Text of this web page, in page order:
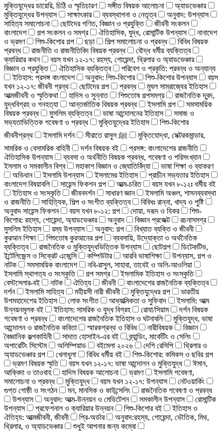
মুক্তিযুদ্ধের ডায়েরি, চিঠি ও স্মৃতিচারণ
সঙ্গীত বিষয়ক আলোচনা
অ্যাডভেঞ্চার
মুক্তিযুদ্ধের উপন্যাস
সাক্ষাৎকার ব্যবস্থাপনা ও নেতৃত্ব
অনুবাদ: উপন্যাস
সাহিত্য সমালোচনা
ছোটদের গণিত, বিজ্ঞান ও প্রযুক্তি
জীবনী সংকলন
বাংলাদেশ
গল্প সংকলন ও সমগ্র ঐতিহাসিক, যুদ্ধ, রোমান্টিক উপন্যাস
নানাদেশ
ও ভ্রমণ
শিশু-কিশোর গল্প ছড়া শিল্প সমালোচনা ও প্রবন্ধ
বিবিধ বিষয়ক
প্রবন্ধ
রাজনীতি ও রাজনীতিবিদ বিষয়ক প্রবন্ধ
বৌদ্ধ ধর্মীয় ব্যক্তিত্ব
ক্যারিয়ার কথন
বয়স যখন ১২-১৭: রহস্য, গোয়েন্দা, থ্রিলার ও অ্যাডভেঞ্চার
বিজ্ঞান ও প্রযুক্তি
ঐতিহাসিক ব্যক্তিত্ব
পরিবেশ ও প্রকৃতি: প্রবন্ধ ও অন্যান্য
ইতিহাস: প্রসঙ্গ বাংলাদেশ
অনুবাদ: শিশু-কিশোর শিশু-কিশোর উপন্যাস
বয়স
যখন ১২-১৭: জীবনী গ্রন্থ
ছোটদের গল্প প্রবন্ধ
মুঘল সাম্রাজ্যের ইতিহাস
আত্মজীবনী ও স্মৃতিকথা
হাদিস ও সুন্নাত শিশুতোষ গল্পসমগ্র
রাজনৈতিক দ্বন্দ,
যুদ্ধবিগ্রহ ও গনহত্যা
আন্তর্জাতিক বিষয়ক প্রবন্ধ ইসলামি গল্প
সমসাময়িক
বিষয়ক প্রবন্ধ
মুসলিম ব্যক্তিত্ব ভাষা আন্দোলনের ইতিহাস
সমাজ ও
সভ্যতাভিত্তিক গবেষণা ও প্রবন্ধ
মুক্তিযুদ্ধের ইতিহাস
শিশু-কিশোর
জীবনীগ্রন্থ
ইসলামি দর্শন
মুক্তিযোদ্ধা, সেক্টরকমান্ডার,
সামরিক ও বেসামরিক বাহিনী
দর্শন বিষয়ক বই
প্রসঙ্গ: বাংলাদেশের রাজনীতি
ঐতিহাসিক উপন্যাস
ব্যবসা ও অর্থনীতি বিষয়ক প্রবন্ধ, গবেষণা ও পরিসংখ্যান
ইসলাম ও সমকালীন বিশ্ব
মহাকাশ বিজ্ঞান ও জ্যোতির্বিদ্যা
ভাষা শিক্ষা ও ব্যাকরণ
অভিধান
ইসলামি উপন্যাস ইসলামের ইতিহাস
প্রাচীন সভ্যতার ইতিহাস
বাংলাদেশ বিষয়াবলি
সায়েন্স ফিকশন গল্প আত্ম-চরিত
বয়স যখন ৮-১২ঃ ধর্মীয় বই
ইতিহাস ও সংস্কৃতি
জীবনদর্শন সাধারণ জ্ঞান
ইসলামি অঞ্চল, শাসনব্যবস্থা
ও রাজনীতি
সাহিত্যিক, শিল্প ও সংগীত ব্যক্তিত্ব
বিবিধঃ রান্না, খাদ্য ও পুষ্টি
অনুবাদ সায়েন্স ফিকশন
বয়স যখন ৮-১২: গল্প দোয়া, দরূদ ও যিকর
শিশু-
কিশোর: রহস্য, গোয়েন্দা, অ্যাডভেঞ্চার
অনুবাদ বিজ্ঞান প্রজেক্ট
রচনাসমগ্র
মুসলিম ইতিহাস
রম্য উপন্যাস অনুবাদ: গল্প
বিখ্যাত ব্যক্তি ও জীবনী
কুরআন শিক্ষা
শিশুতোষ কুরআনের গল্প
ব্যবসায়ি, উদ্যোক্তা ও অর্থনৈতিক
ব্যক্তিত্ব
রাজনৈতিক ও মুক্তিযুদ্ধভিত্তিক উপন্যাস ছোটগল্প
ডিটেকটিভ,
ইন্টেলিজেন্স ও সিক্রেট এজেন্সি
কম্পিউটার আরবি ভাষাশিক্ষা
উপন্যাস, গল্প ও
নাটক
সমসাময়িক বাংলাদেশ
নবি-রাসুল, সাহাবা, তাবেই ও অলি-আওলিয়া
ইসলামি স্থাপত্য ও সংস্কৃতি
গল্প সমগ্র
ইসলামিক ইতিহাস ও সংস্কৃতি
বেস্টসেলার-বই
নাটক ঐতিহ্য জীবনী
বাংলাদেশের রাজনৈতিক ব্যক্তিত্ব
দর্শন
ইসলামি সাহিত্য মহীয়সী নারী জীবনী মুক্তিযুদ্ধের গল্প
ভারতীয়
উপমহাদেশের ইতিহাস
লোক সংগীত আধ্যাত্মিকতা ও সুফিবাদ
ইসলামি: আত্ম
উন্নয়নমূলক বই
ইতিহাস: সামরিক ও যুদ্ধ বিগ্রহ রোযা/সিয়াম
দর্শন বিষয়ক
গবেষণা ও প্রবন্ধ
বাংলাদেশের রাজনৈতিক ইতিহাস ও ঘটনাবলি
মুক্তিযুদ্ধ, ভাষা
আন্দোলন ও রাজনৈতিক কবিতা
স্মারকগ্রন্থ ও বিবিধ নারীবিষয়ক
বিজ্ঞান
বৈজ্ঞানিক কল্পকাহিনী
সাদাত হোসাইন-এর বই
ব্র্যান্ডিং, মার্কেটিং ও সেলিং
অপারেটিং সিস্টেম
অলিম্পিয়াড বইমেলা ২০২৬ দেশি রেসিপি
থ্রিলার ও
অ্যাডভেঞ্চার গল্প
খেলাধুলা বিবিধ ধর্মীয় বই
শিশু-কিশোর: কমিকস ও ছবির গল্প
ভ্রমণ বিষয়ক স্মৃতি
বয়স যখন ১২-১৭: ভাষা আন্দোলন ও মুক্তিযুদ্ধ
ঈমান,
আক্বিদা ও তাওবাহ
হাদিস বিষয়ক আলোচনা ভ্রমণ
ইসলামি গবেষণা,
সমালোচনা ও প্রবন্ধ
মুক্তিযুদ্ধ বয়স যখন ১২-১৭: উপন্যাস
নেটওয়ার্কিং
গুপ্ত গোষ্ঠী ও সংগঠন
মন, মানসিক ও কাউন্সেলিং
রাজনৈতিক গবেষণা ও প্রবন্ধ
উপন্যাস
অনুবাদ: আত্ম-উন্নয়ন ও মেডিটেশন সমকালীন উপন্যাস
রোমান্টিক
উপন্যাস
প্রফেশনাল ও ক্যারিয়ার উন্নয়ন শিশু-কিশোর বই
ইতিহাস ও
ঐতিহ্য: আত্মজীবনী, জীবনী
প্রি-অর্ডার
অনুবাদ:রহস্য, গোয়েন্দা, ভৌতিক, মিথ,
থ্রিলার, ও অ্যাডভেঞ্চার
শুধুই আপনার জন্য কম্বো